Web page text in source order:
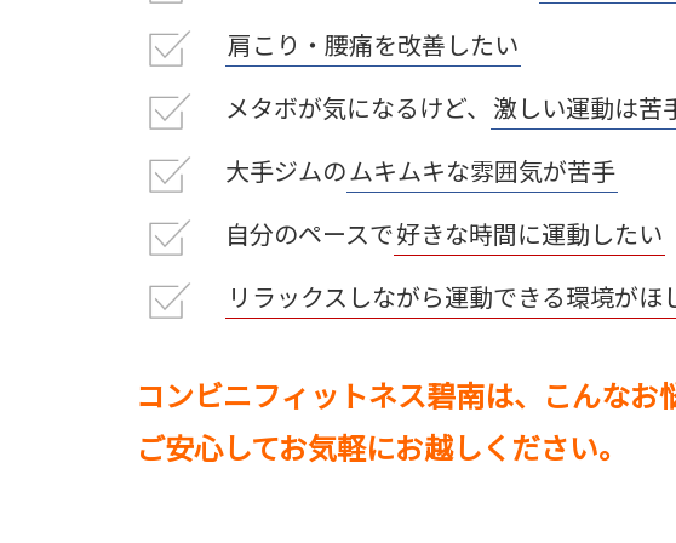
肩こり・腰痛を改善したい
メタボが気になるけど、 激しい運動は苦
大手ジムのムキムキな雰囲気が苦手
自分のペースで好きな時間に運動したい
リラックスしながら運動できる環境がほ
コンビニフィットネス碧南は、 こんなお
ご安心してお気軽にお越しください。